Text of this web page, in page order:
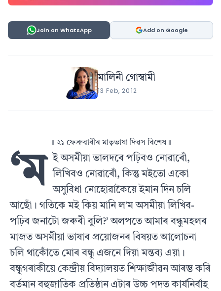
Join on WhatsApp Add on Google
মালিনী গোস্বামী
13 Feb, 2012
॥ ২১ ফেব্ৰুৱাৰীৰ মাতৃভাষা দিৱস বিশেষ॥
‘ম
ই অসমীয়া ভালদৰে পঢ়িবও নোৱাৰোঁ,
লিখিবও নোৱাৰোঁ, কিন্তু মইতো একো
অসুবিধা নোহোৱাকৈয়ে ইমান দিন চলি
আছোঁ। গতিকে মই কিয় মানি ল’ম অসমীয়া লিখিব-
পঢ়িব জনাটো জৰুৰী বুলি?’ অলপতে আমাৰ বন্ধুমহলৰ
মাজত অসমীয়া ভাষাৰ প্ৰয়োজনৰ বিষয়ত আলোচনা
চলি থাকোঁতে মোৰ বন্ধু এজনে দিয়া মন্তব্য এয়া।
বন্ধুগৰাকীয়ে কেন্দ্ৰীয় বিদ্যালয়ত শিক্ষাজীৱন আৰম্ভ কৰি
বৰ্তমান বহুজাতিক প্ৰতিষ্ঠান এটাৰ উচ্চ পদত কাৰ্যনিৰ্বাহ